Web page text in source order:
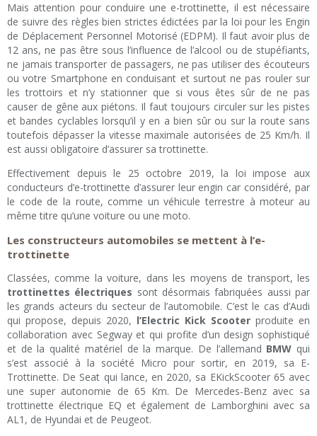
Mais attention pour conduire une e-trottinette, il est nécessaire
de suivre des règles bien strictes édictées par la loi pour les Engin
de Déplacement Personnel Motorisé (EDPM). Il faut avoir plus de
12 ans, ne pas être sous l’influence de l’alcool ou de stupéfiants,
ne jamais transporter de passagers, ne pas utiliser des écouteurs
ou votre Smartphone en conduisant et surtout ne pas rouler sur
les trottoirs et n’y stationner que si vous êtes sûr de ne pas
causer de gêne aux piétons. Il faut toujours circuler sur les pistes
et bandes cyclables lorsqu’il y en a bien sûr ou sur la route sans
toutefois dépasser la vitesse maximale autorisées de 25 Km/h. Il
est aussi obligatoire d’assurer sa trottinette.
Effectivement depuis le 25 octobre 2019, la loi impose aux
conducteurs d’e-trottinette d’assurer leur engin car considéré, par
le code de la route, comme un véhicule terrestre à moteur au
même titre qu’une voiture ou une moto.
Les constructeurs automobiles se mettent à l’e-
trottinette
Classées, comme la voiture, dans les moyens de transport, les
trottinettes électriques sont désormais fabriquées aussi par
les grands acteurs du secteur de l’automobile. C’est le cas d’Audi
qui propose, depuis 2020, l’Electric Kick Scooter produite en
collaboration avec Segway et qui profite d’un design sophistiqué
et de la qualité matériel de la marque. De l’allemand BMW qui
s’est associé à la société Micro pour sortir, en 2019, sa E-
Trottinette. De Seat qui lance, en 2020, sa EKickScooter 65 avec
une super autonomie de 65 Km. De Mercedes-Benz avec sa
trottinette électrique EQ et également de Lamborghini avec sa
AL1, de Hyundai et de Peugeot.